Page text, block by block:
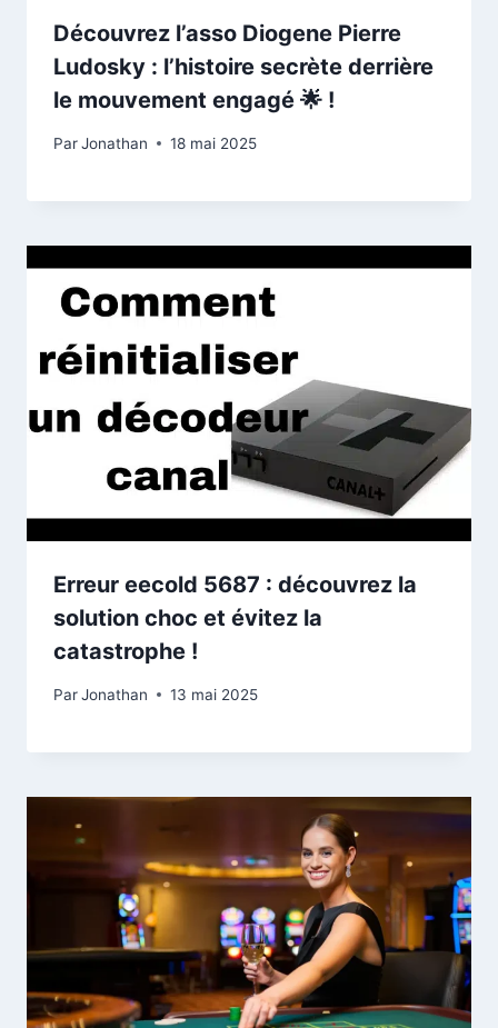
Découvrez l’asso Diogene Pierre
Ludosky : l’histoire secrète derrière
le mouvement engagé 🌟 !
ParJonathan 18 mai 2025
Erreur eecold 5687 : découvrez la
solution choc et évitez la
catastrophe !
ParJonathan 13 mai 2025